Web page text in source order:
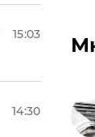
15:03
14:30